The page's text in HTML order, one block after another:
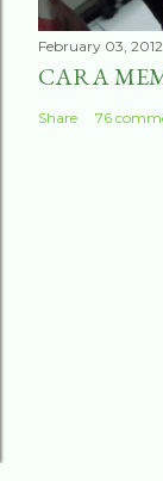
February 03, 2012
CARA
Share 76